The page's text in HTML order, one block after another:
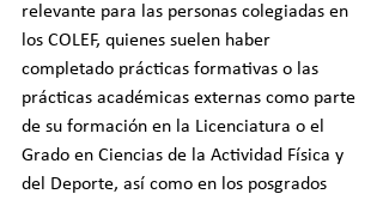
relevante para las personas colegiadas en
los COLEF, quienes suelen haber
completado prácticas formativas o las
prácticas académicas externas como parte
de su formación en la Licenciatura o el
Grado en Ciencias de la Actividad Física y
del Deporte, así como en los posgrados